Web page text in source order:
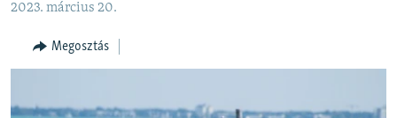
NER15
SZABADON
DEMOKRÁCIA
2023. március 20.
Megosztás